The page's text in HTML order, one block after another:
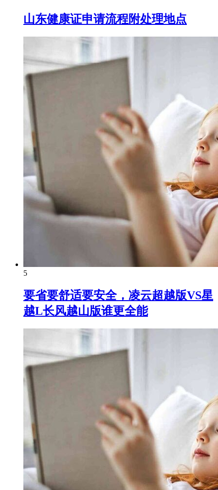
山东健康证申请流程附处理地点
5
要省要舒适要安全，凌云超越版VS星
越L长风越山版谁更全能